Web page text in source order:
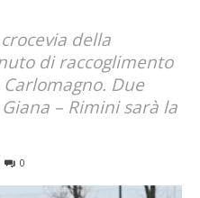
della
di raccoglimento
Due
– Rimini sarà la
0